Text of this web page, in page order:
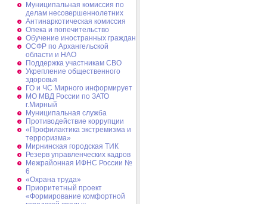
Муниципальная комиссия по
делам несовершеннолетних
Антинаркотическая комиссия
Опека и попечительство
Обучение иностранных граждан
ОСФР по Архангельской
области и НАО
Поддержка участникам СВО
Укрепление общественного
здоровья
ГО и ЧС Мирного информирует
МО МВД России по ЗАТО
г.Мирный
Муниципальная cлужба
Противодействие коррупции
«Профилактика экстремизма и
терроризма»
Мирнинская городская ТИК
Резерв управленческих кадров
Межрайонная ИФНС России №
6
«Охрана труда»
Приоритетный проект
«Формирование комфортной